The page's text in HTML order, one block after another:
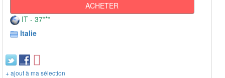
ACHETER
IT - 37***
Italie
+ ajout à ma sélection